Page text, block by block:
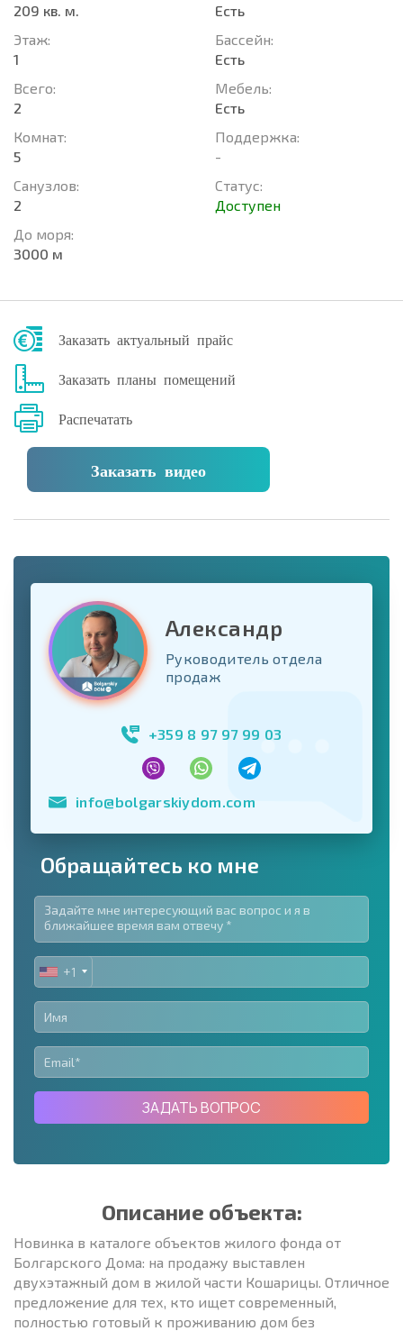
209 кв. м.
Этаж:
1
Всего:
2
Комнат:
5
Санузлов:
2
До моря:
3000 м
Есть
Басcейн:
Есть
Мебель:
Есть
Поддержка:
-
Статус:
Доступен
Заказать актуальный прайс
Заказать планы помещений
Распечатать
Заказать видео
Александр
Руководитель отдела
продаж
+359 8 97 97 99 03
info@bolgarskiydom.com
Обращайтесь ко мне
UNITED
STATES
+1
+1
ЗАДАТЬ ВОПРОС
Описание объекта:
Новинка в каталоге объектов жилого фонда от
Болгарского Дома: на продажу выставлен
двухэтажный дом в жилой части Кошарицы. Отличное
предложение для тех, кто ищет современный,
полностью готовый к проживанию дом без